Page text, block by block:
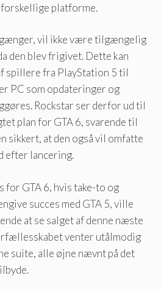
platforme.
vil ikke være tilgængelig
den blev frigivet. Dette kan
spillere fra PlayStation 5 til
PC som opdateringer og
Rockstar ser derfor ud til
plan for GTA 6, svarende til
sikkert, at den også vil omfatte
efter lancering.
GTA 6, hvis take-to og
succes med GTA 5, ville
at se salget af denne næste
venter utålmodig
suite, alle øjne nævnt på det